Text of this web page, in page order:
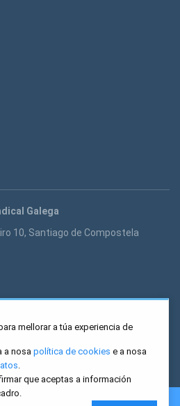
Galega
10, Santiago de Compostela
mellorar a túa experiencia de
a nosa política de cookies e a nosa
.
que aceptas a información